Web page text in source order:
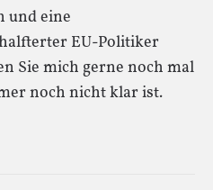
und eine
EU-Politiker
Sie mich gerne noch mal
noch nicht klar ist.